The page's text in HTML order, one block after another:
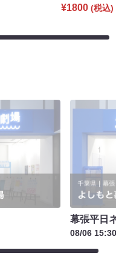
¥1800 (税込)
幕張平日
08/06